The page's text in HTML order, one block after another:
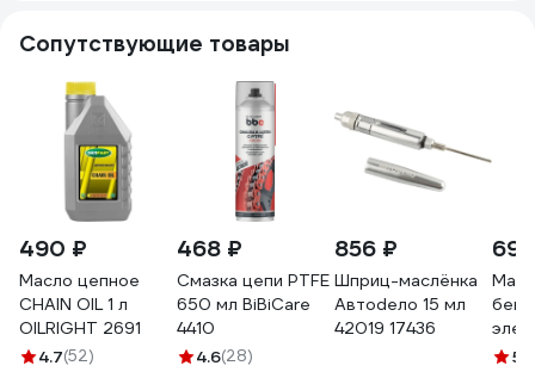
Сопутствующие товары
490 ₽
Масло цепное
CHAIN OIL 1 л
OILRIGHT 2691
4.7(52)
468 ₽
Смазка цепи PTFE
650 мл BiBiCare
4410
4.6(28)
856 ₽
Шприц-маслёнка
Автоdело 15 мл
42019 17436
5